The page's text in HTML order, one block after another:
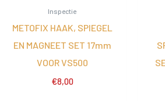
Inspectie
METOFIX HAAK, SPIEGEL
EN MAGNEET SET 17mm
VOOR VS500
€8,00